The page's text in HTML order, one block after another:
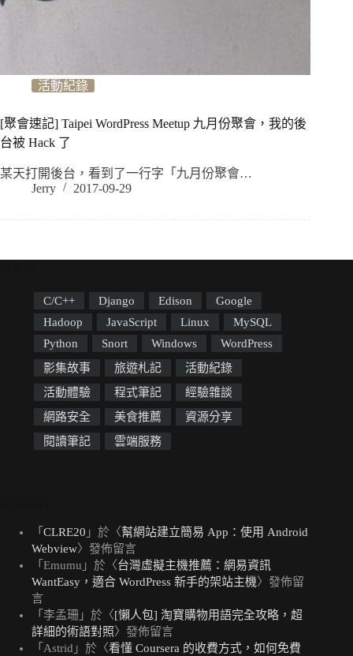
活動紀錄
[聚會速記] Taipei WordPress Meetup 九月份聚會，我的後
台被 Hack 了
某天打開後台，看到了一行字「九月份聚會…
Jerry
2017-09-29
C/C++ Django Edison
Google
Hadoop
JavaScript Linux
MySQL
Python
Snort Windows
WordPress
影集故事
旅遊札記
活動紀錄
活動體驗
程式筆記
經驗雜談
網路安全
美食推薦
資源分享
閱讀筆記
雲端服務
「 CLRE20 」於〈幫網站建立簡易 App：使用 Android
Webview〉發佈留言
「 Emumu 」於〈台灣虛擬主機推薦：網易資訊
WantEasy，適合 WordPress 新手的架站主機〉發佈留
言
「 李孟珊 」於〈[懶人包] 淘寶購物用語完全攻略，超
詳細的術語對照〉發佈留言
「 Astrid 」於〈看懂 Coursera 的收費方式，如何免費